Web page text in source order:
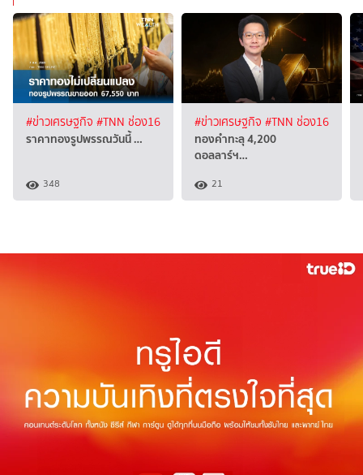
#ข่าวเศรษฐกิจ #TNN ช่อง16
ราคาทองรูปพรรณวันนี้ …
348
#ข่าวเศรษฐกิจ #TNN ช่อง16
ทองคำทะลุ 4,200
ดอลลาร์ฯ…
21